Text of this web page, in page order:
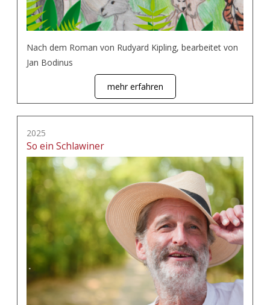
Nach dem Roman von Rudyard Kipling, bearbeitet von
Jan Bodinus
mehr erfahren
2025
So ein Schlawiner